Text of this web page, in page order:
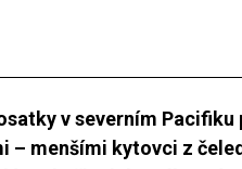
v severním
– menšími kytovci z